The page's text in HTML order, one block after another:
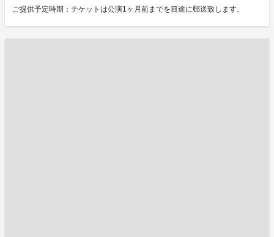
ご提供予定時期：チケットは公演1ヶ月前までを目途に郵送致します。